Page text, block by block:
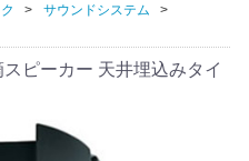
サウンドシステム
ピーカー 天井埋込みタイ